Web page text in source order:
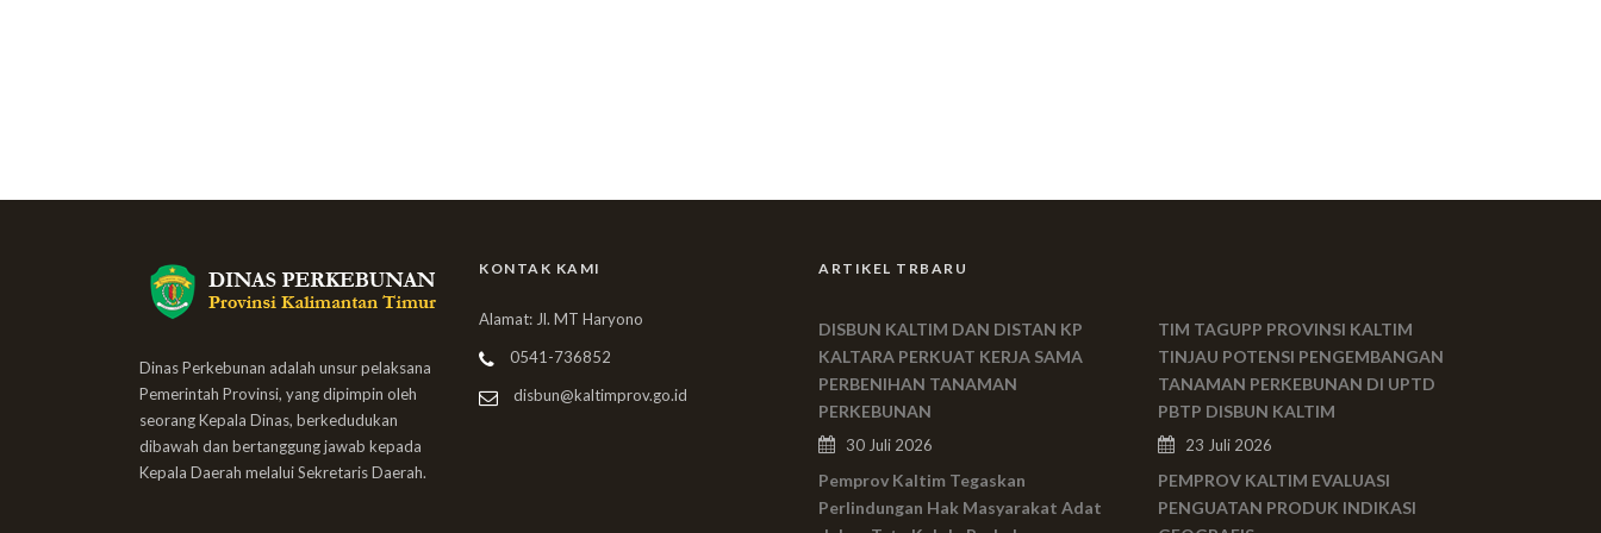
Dinas Perkebunan adalah unsur pelaksana
Pemerintah Provinsi, yang dipimpin oleh
seorang Kepala Dinas, berkedudukan
dibawah dan bertanggung jawab kepada
Kepala Daerah melalui Sekretaris Daerah.
KONTAK KAMI
Alamat: Jl. MT Haryono
0541-736852
disbun@kaltimprov.go.id
ARTIKEL TRBARU
DISBUN KALTIM DAN DISTAN KP
KALTARA PERKUAT KERJA SAMA
PERBENIHAN TANAMAN
PERKEBUNAN
30 Juli 2026
Pemprov Kaltim Tegaskan
Perlindungan Hak Masyarakat Adat
TIM TAGUPP PROVINSI KALTIM
TINJAU POTENSI PENGEMBANGAN
TANAMAN PERKEBUNAN DI UPTD
PBTP DISBUN KALTIM
23 Juli 2026
PEMPROV KALTIM EVALUASI
PENGUATAN PRODUK INDIKASI